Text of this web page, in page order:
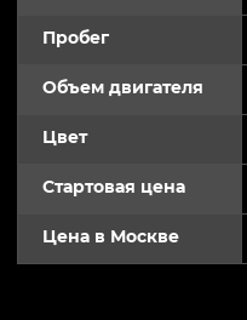
Пробег
Объем двигателя
Цвет
Стартовая цена
Цена в Москве